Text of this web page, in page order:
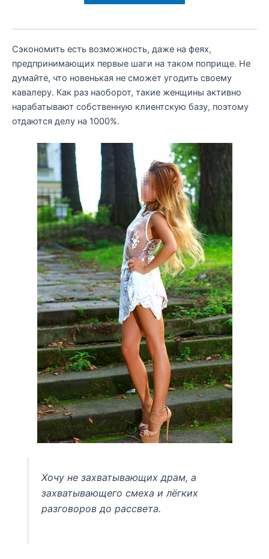
Сэкономить есть возможность, даже на феях,
предпринимающих первые шаги на таком поприще. Не
думайте, что новенькая не сможет угодить своему
кавалеру. Как раз наоборот, такие женщины активно
нарабатывают собственную клиентскую базу, поэтому
отдаются делу на 1000%.
Хочу не захватывающих драм, а
захватывающего смеха и лёгких
разговоров до рассвета.